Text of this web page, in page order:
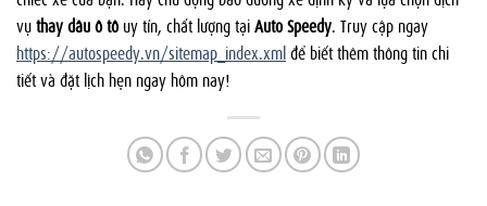
vụthay dầu ô tôuy tín, chất lượng tạiAuto Speedy. Truy cập ngay
https://autospeedy.vn/sitemap_index.xmlđể biết thêm thông tin chi
tiết và đặt lịch hẹn ngay hôm nay!